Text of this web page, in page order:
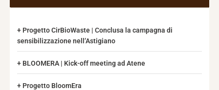
Progetto CirBioWaste | Conclusa la campagna di
sensibilizzazione nell’Astigiano
BLOOMERA | Kick-off meeting ad Atene
Progetto BloomEra